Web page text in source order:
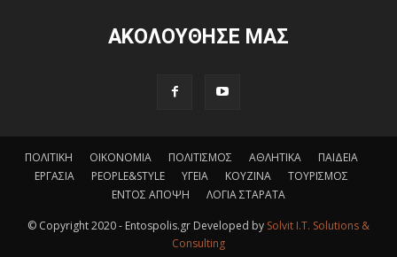
ΑΚΟΛΟΥΘΗΣΕ ΜΑΣ
ΠΟΛΙΤΙΚΗ ΟΙΚΟΝΟΜΙΑ ΠΟΛΙΤΙΣΜΟΣ ΑΘΛΗΤΙΚΑ
ΠΑΙΔΕΙΑ
ΕΡΓΑΣΙΑ
PEOPLE&STYLE ΥΓΕΙΑ ΚΟΥΖΙΝΑ
ΤΟΥΡΙΣΜΟΣ
ΕΝΤΟΣ ΑΠΟΨΗ
ΛΟΓΙΑ ΣΤΑΡΑΤΑ
© Copyright 2020 - Entospolis.gr Developed by Solvit I.T. Solutions &
Consulting